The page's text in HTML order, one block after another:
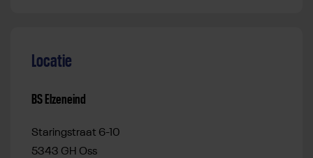
Locatie
BS Elzeneind
Staringstraat 6-10
5343 GH Oss